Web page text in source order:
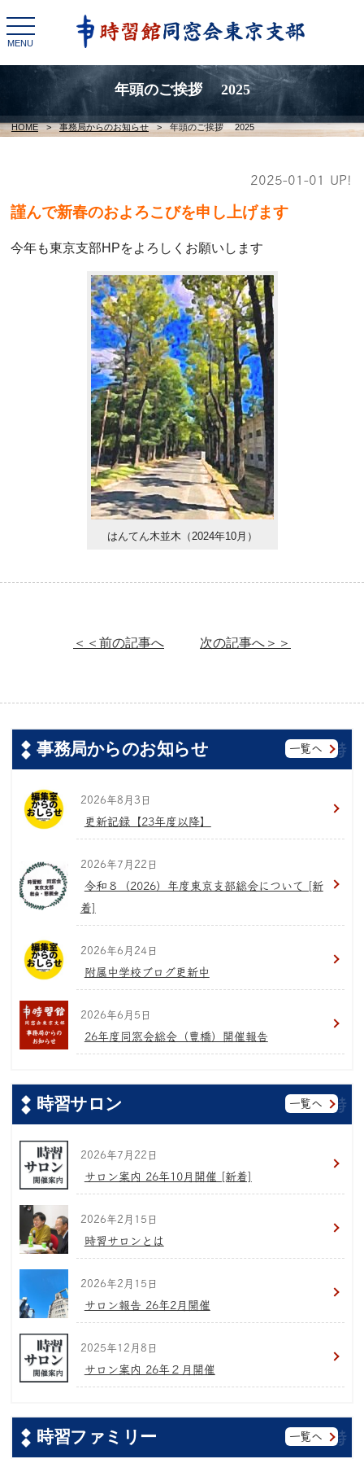
toggle
navigation
MENU
HOME > 事務局からのお知らせ > 年頭のご挨拶 2025
年頭のご挨拶 2025
2025-01-01 UP!
謹んで新春のおよろこびを申し上げます
今年も東京支部HPをよろしくお願いします
はんてん木並木（2024年10月）
＜＜前の記事へ 次の記事へ＞＞
事務局からのお知らせ 一覧へ
2026年8月3日
更新記録【23年度以降】
2026年7月22日
令和８（2026）年度東京支部総会について [新
着]
2026年6月24日
附属中学校ブログ更新中
2026年6月5日
26年度同窓会総会（豊橋）開催報告
時習サロン 一覧へ
2026年7月22日
サロン案内 26年10月開催 [新着]
2026年2月15日
時習サロンとは
2026年2月15日
サロン報告 26年2月開催
2025年12月8日
サロン案内 26年２月開催
時習ファミリー 一覧へ